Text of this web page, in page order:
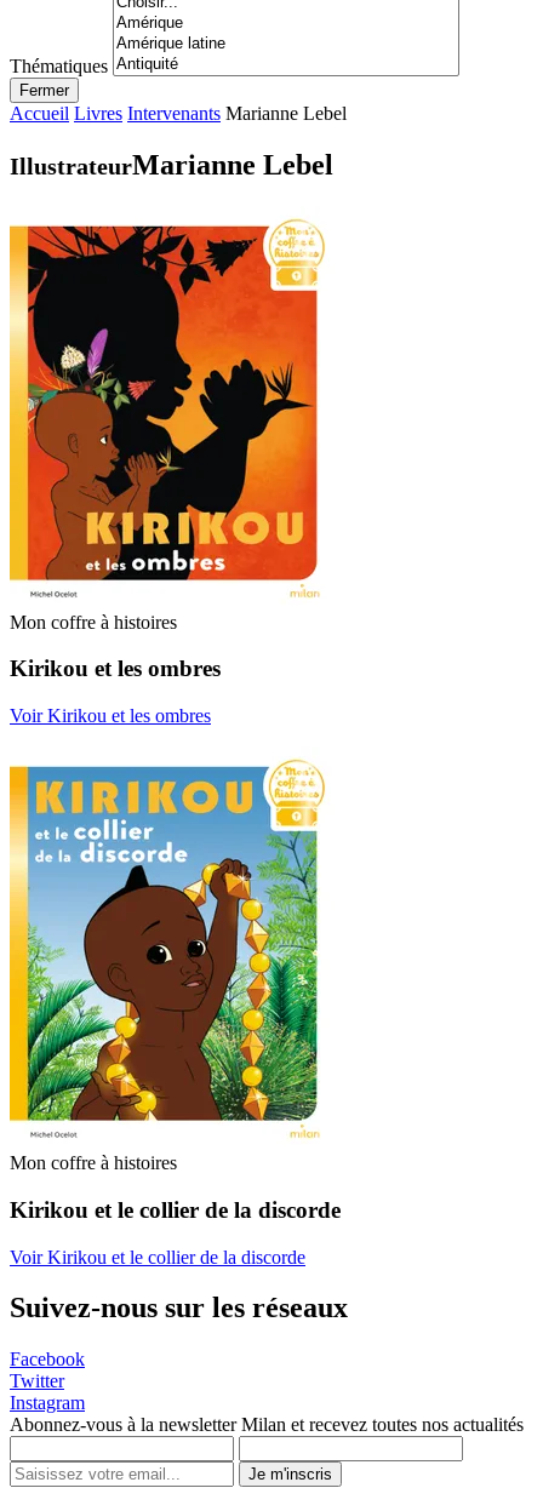
Thématiques
Fermer
Accueil Livres Intervenants Marianne Lebel
IllustrateurMarianne Lebel
Mon coffre à histoires
Kirikou et les ombres
Voir Kirikou et les ombres
Mon coffre à histoires
Kirikou et le collier de la discorde
Voir Kirikou et le collier de la discorde
Suivez-nous sur les réseaux
Facebook
Twitter
Instagram
Abonnez-vous à la newsletter Milan et recevez toutes nos actualités
Je m'inscris